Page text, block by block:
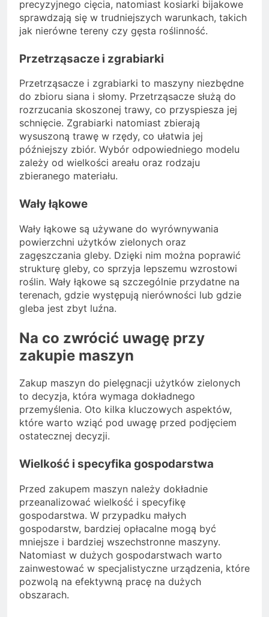
precyzyjnego cięcia, natomiast kosiarki bijakowe
sprawdzają się w trudniejszych warunkach, takich
jak nierówne tereny czy gęsta roślinność.
Przetrząsacze i zgrabiarki
Przetrząsacze i zgrabiarki to maszyny niezbędne
do zbioru siana i słomy. Przetrząsacze służą do
rozrzucania skoszonej trawy, co przyspiesza jej
schnięcie. Zgrabiarki natomiast zbierają
wysuszoną trawę w rzędy, co ułatwia jej
późniejszy zbiór. Wybór odpowiedniego modelu
zależy od wielkości areału oraz rodzaju
zbieranego materiału.
Wały łąkowe
Wały łąkowe są używane do wyrównywania
powierzchni użytków zielonych oraz
zagęszczania gleby. Dzięki nim można poprawić
strukturę gleby, co sprzyja lepszemu wzrostowi
roślin. Wały łąkowe są szczególnie przydatne na
terenach, gdzie występują nierówności lub gdzie
gleba jest zbyt luźna.
Na co zwrócić uwagę przy
zakupie maszyn
Zakup maszyn do pielęgnacji użytków zielonych
to decyzja, która wymaga dokładnego
przemyślenia. Oto kilka kluczowych aspektów,
które warto wziąć pod uwagę przed podjęciem
ostatecznej decyzji.
Wielkość i specyfika gospodarstwa
Przed zakupem maszyn należy dokładnie
przeanalizować wielkość i specyfikę
gospodarstwa. W przypadku małych
gospodarstw, bardziej opłacalne mogą być
mniejsze i bardziej wszechstronne maszyny.
Natomiast w dużych gospodarstwach warto
zainwestować w specjalistyczne urządzenia, które
pozwolą na efektywną pracę na dużych
obszarach.